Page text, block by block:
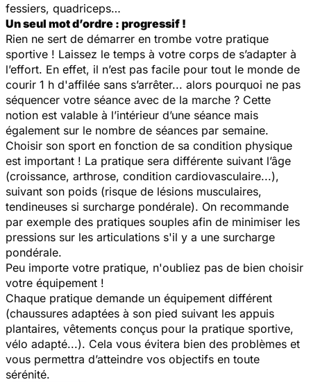
fessiers, quadriceps…
Un seul mot d’ordre : progressif !
Rien ne sert de démarrer en trombe votre pratique
sportive ! Laissez le temps à votre corps de s’adapter à
l’effort. En effet, il n’est pas facile pour tout le monde de
courir 1 h d'affilée sans s’arrêter... alors pourquoi ne pas
séquencer votre séance avec de la marche ? Cette
notion est valable à l’intérieur d’une séance mais
également sur le nombre de séances par semaine.
Choisir son sport en fonction de sa condition physique
est important ! La pratique sera différente suivant l’âge
(croissance, arthrose, condition cardiovasculaire...),
suivant son poids (risque de lésions musculaires,
tendineuses si surcharge pondérale). On recommande
par exemple des pratiques souples afin de minimiser les
pressions sur les articulations s'il y a une surcharge
pondérale.
Peu importe votre pratique, n'oubliez pas de bien choisir
votre équipement !
Chaque pratique demande un équipement différent
(chaussures adaptées à son pied suivant les appuis
plantaires, vêtements conçus pour la pratique sportive,
vélo adapté...). Cela vous évitera bien des problèmes et
vous permettra d’atteindre vos objectifs en toute
sérénité.